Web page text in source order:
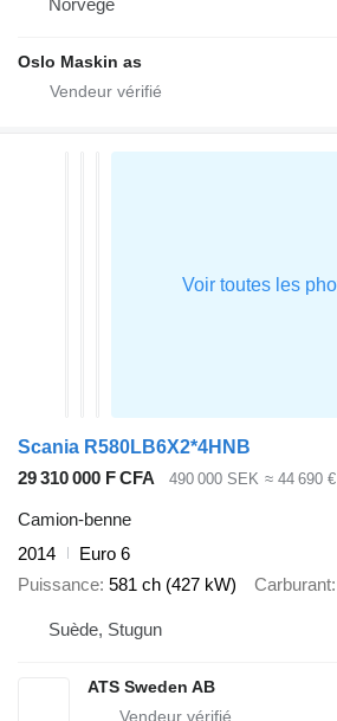
Norvège
Oslo Maskin as
Scania R580LB6X2*4HNB
29 310 000 F CFA
490 000 SEK ≈ 44 690 €
Camion-benne
2014
Euro 6
Puissance 581 ch (427 kW) Carburant
Suède, Stugun
ATS Sweden AB